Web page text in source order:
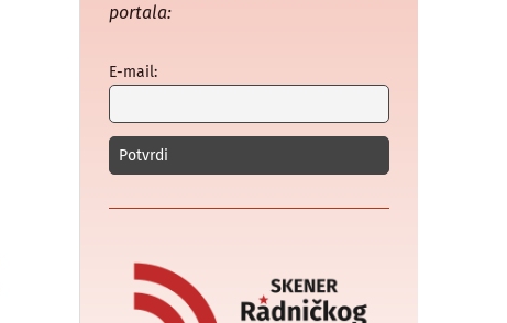
portala:
E-mail: